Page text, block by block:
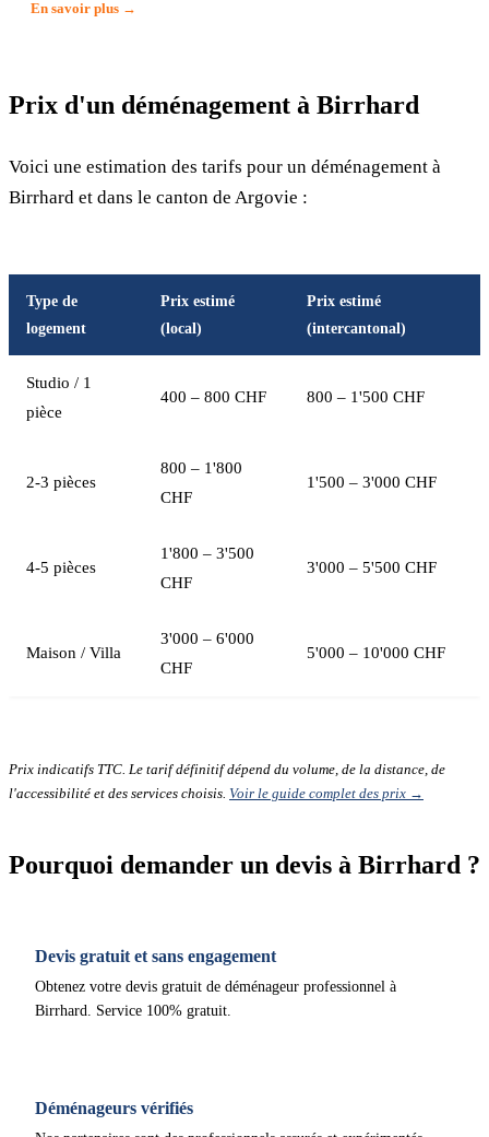
En savoir plus →
Prix d'un déménagement à Birrhard
Voici une estimation des tarifs pour un déménagement à
Birrhard et dans le canton de Argovie :
Type de
logement
Prix estimé
(local)
Prix estimé
(intercantonal)
Studio / 1
pièce
400 – 800 CHF 800 – 1'500 CHF
2-3 pièces
800 – 1'800
CHF
1'500 – 3'000 CHF
4-5 pièces
1'800 – 3'500
CHF
3'000 – 5'500 CHF
Maison / Villa
3'000 – 6'000
CHF
5'000 – 10'000 CHF
Prix indicatifs TTC. Le tarif définitif dépend du volume, de la distance, de
l'accessibilité et des services choisis. Voir le guide complet des prix →
Pourquoi demander un devis à Birrhard ?
Devis gratuit et sans engagement
Obtenez votre devis gratuit de déménageur professionnel à
Birrhard. Service 100% gratuit.
Déménageurs vérifiés